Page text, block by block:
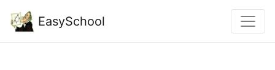
EasySchool